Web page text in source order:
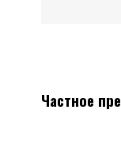
Частное